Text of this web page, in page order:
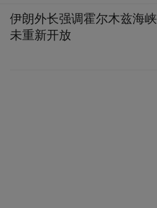
伊朗外长强调霍尔木兹海峡
未重新开放